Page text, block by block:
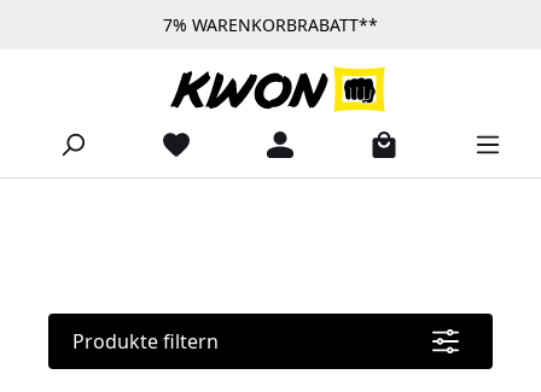
Zum Hauptinhalt springen7% WARENKORBRABATT**
Produkte filtern